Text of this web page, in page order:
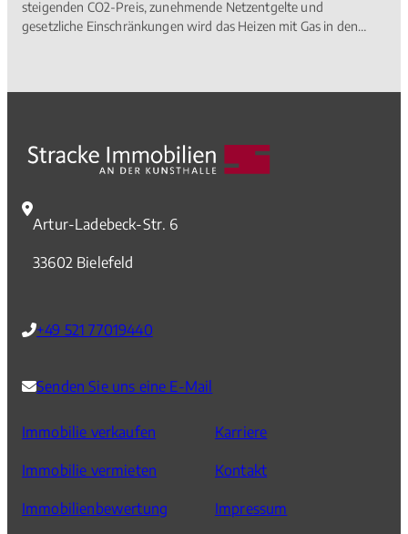
steigenden CO2-Preis, zunehmende Netzentgelte und
gesetzliche Einschränkungen wird das Heizen mit Gas in den
Artur-Ladebeck-Str. 6
33602 Bielefeld
+49 521 77019440
Senden Sie uns eine E-Mail
Immobilie verkaufen
Immobilie vermieten
Immobilienbewertung
Karriere
Kontakt
Impressum